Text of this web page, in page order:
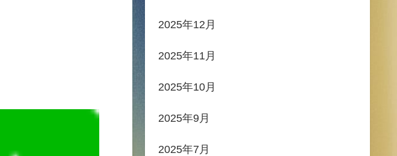
2025年12月
2025年11月
2025年10月
2025年9月
2025年7月